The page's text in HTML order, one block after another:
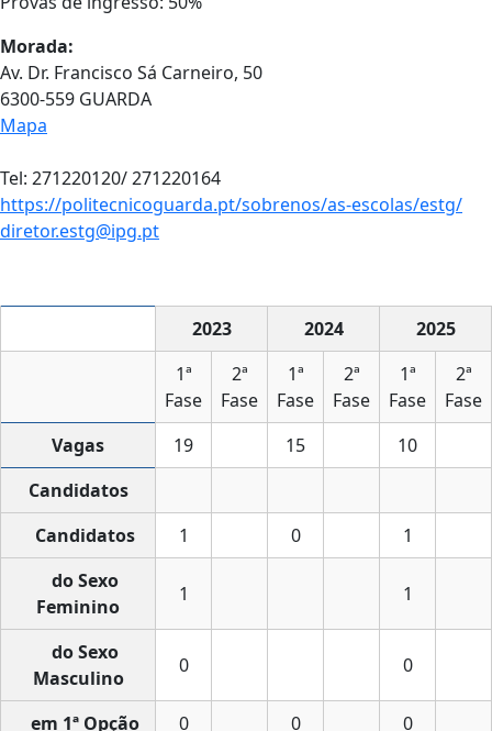
Morada:
Av. Dr. Francisco Sá Carneiro, 50
6300-559 GUARDA
Mapa
Tel: 271220120/ 271220164
https://politecnicoguarda.pt/sobrenos/as-escolas/estg/
diretor.estg@ipg.pt
2023 2024
2025
1ª
Fase
2ª
Fase
1ª
Fase
2ª
Fase
1ª
Fase
2ª
Fase
Vagas
19 15
10
Candidatos
Candidatos
1 0
1
do Sexo
Feminino
1 1
do Sexo
Masculino
0 0
em 1ª Opção 0 0
0